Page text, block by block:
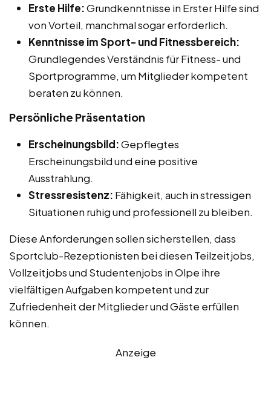
Erste Hilfe:Grundkenntnisse in Erster Hilfe sind
von Vorteil, manchmal sogar erforderlich.
Kenntnisse im Sport- und Fitnessbereich:
Grundlegendes Verständnis für Fitness- und
Sportprogramme, um Mitglieder kompetent
beraten zu können.
Persönliche Präsentation
Erscheinungsbild:Gepflegtes
Erscheinungsbild und eine positive
Ausstrahlung.
Stressresistenz: Fähigkeit, auch in stressigen
Situationen ruhig und professionell zu bleiben.
Diese Anforderungen sollen sicherstellen, dass
Sportclub-Rezeptionisten bei diesen Teilzeitjobs,
Vollzeitjobs und Studentenjobs in Olpe ihre
vielfältigen Aufgaben kompetent und zur
Zufriedenheit der Mitglieder und Gäste erfüllen
können.
Anzeige